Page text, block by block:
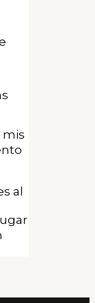
mis
al